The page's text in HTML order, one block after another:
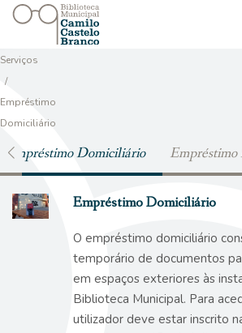
Serviços
/
Empréstimo
Domiciliário
Empréstimo Domiciliário
Empréstimo Domiciliário
O empréstimo domiciliário
temporário de documentos
em espaços exteriores às
Biblioteca Municipal. Para
utilizador deve estar inscrito